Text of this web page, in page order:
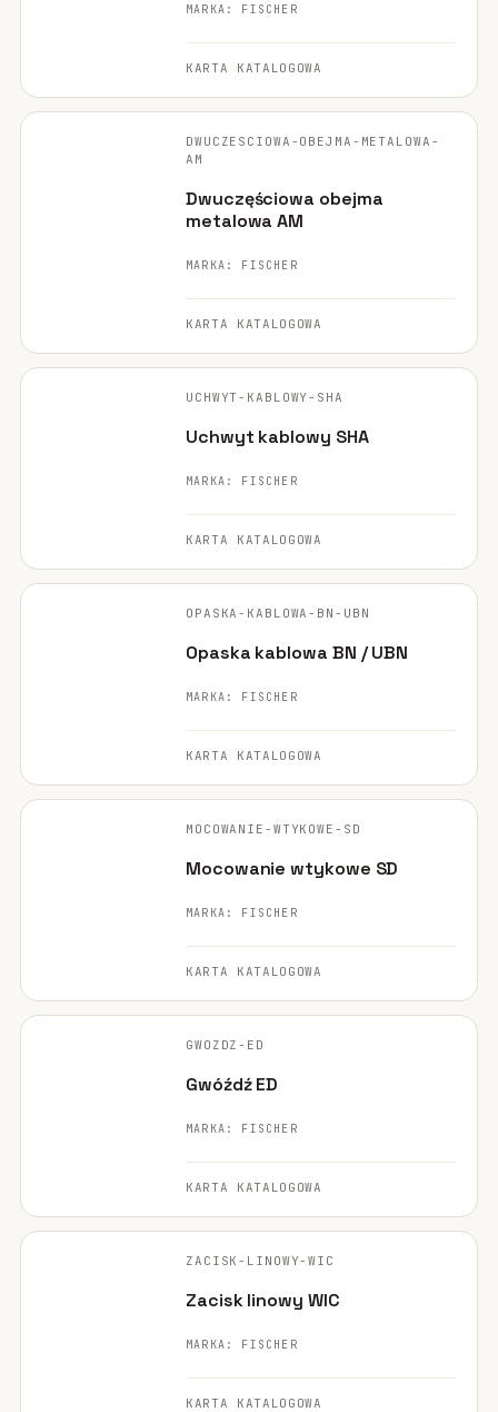
MARKA: FISCHER
KARTA KATALOGOWA
FISCHER ·
ORYGINALNE ZDJĘCIE
DWUCZESCIOWA-OBEJMA-METALOWA-
AM
Dwuczęściowa obejma
metalowa AM
MARKA: FISCHER
KARTA KATALOGOWA
FISCHER ·
ORYGINALNE ZDJĘCIE
UCHWYT-KABLOWY-SHA
Uchwyt kablowy SHA
MARKA: FISCHER
KARTA KATALOGOWA
FISCHER ·
ORYGINALNE ZDJĘCIE
OPASKA-KABLOWA-BN-UBN
Opaska kablowa BN / UBN
MARKA: FISCHER
KARTA KATALOGOWA
FISCHER ·
ORYGINALNE ZDJĘCIE
MOCOWANIE-WTYKOWE-SD
Mocowanie wtykowe SD
MARKA: FISCHER
KARTA KATALOGOWA
FISCHER ·
ORYGINALNE ZDJĘCIE
GWOZDZ-ED
Gwóźdź ED
MARKA: FISCHER
KARTA KATALOGOWA
FISCHER ·
ORYGINALNE ZDJĘCIE
ZACISK-LINOWY-WIC
Zacisk linowy WIC
MARKA: FISCHER
KARTA KATALOGOWA